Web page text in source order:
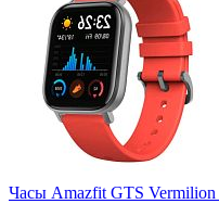
Часы Amazfit GTS Vermilion